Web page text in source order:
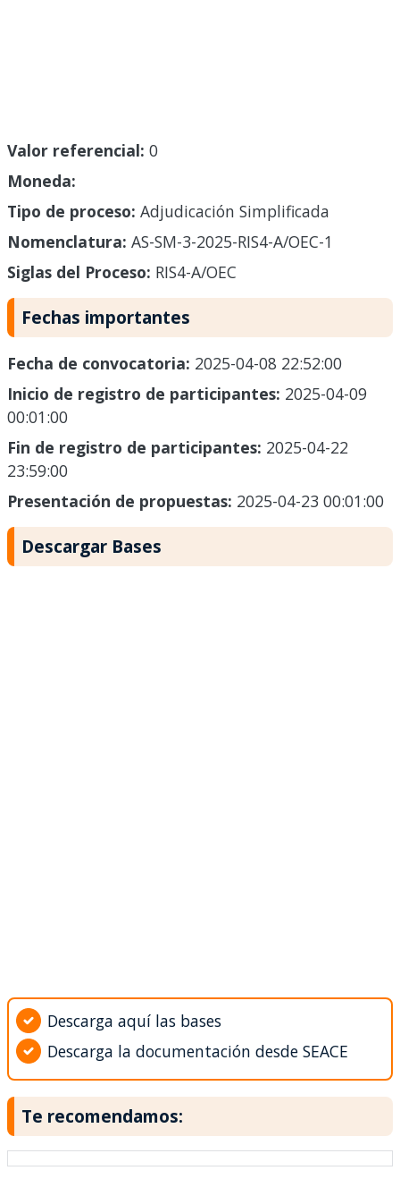
Valor referencial: 0
Moneda:
Tipo de proceso: Adjudicación Simplificada
Nomenclatura: AS-SM-3-2025-RIS4-A/OEC-1
Siglas del Proceso: RIS4-A/OEC
Fechas importantes
Fecha de convocatoria: 2025-04-08 22:52:00
Inicio de registro de participantes: 2025-04-09
00:01:00
Fin de registro de participantes: 2025-04-22
23:59:00
Presentación de propuestas: 2025-04-23 00:01:00
Descargar Bases
Descarga aquí las bases
Descarga la documentación desde SEACE
Te recomendamos: